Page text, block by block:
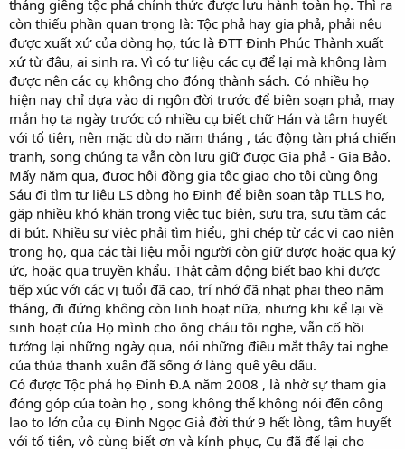
tháng giêng tộc phả chính thức được lưu hành toàn họ. Thì ra
còn thiếu phần quan trọng là: Tộc phả hay gia phả, phải nêu
được xuất xứ của dòng họ, tức là ĐTT Đinh Phúc Thành xuất
xứ từ đâu, ai sinh ra. Vì có tư liệu các cụ để lại mà không làm
được nên các cụ không cho đóng thành sách. Có nhiều họ
hiện nay chỉ dựa vào di ngôn đời trước để biên soạn phả, may
mắn họ ta ngày trước có nhiều cụ biết chữ Hán và tâm huyết
với tổ tiên, nên mặc dù do năm tháng , tác động tàn phá chiến
tranh, song chúng ta vẫn còn lưu giữ được Gia phả - Gia Bảo.
Mấy năm qua, được hội đồng gia tộc giao cho tôi cùng ông
Sáu đi tìm tư liệu LS dòng họ Đinh để biên soạn tập TLLS họ,
gặp nhiều khó khăn trong việc tục biên, sưu tra, sưu tầm các
di bút. Nhiều sự việc phải tìm hiểu, ghi chép từ các vị cao niên
trong họ, qua các tài liệu mỗi người còn giữ được hoặc qua ký
ức, hoặc qua truyền khẩu. Thật cảm động biết bao khi được
tiếp xúc với các vị tuổi đã cao, trí nhớ đã nhạt phai theo năm
tháng, đi đứng không còn linh hoạt nữa, nhưng khi kể lại về
sinh hoạt của Họ mình cho ông cháu tôi nghe, vẫn cố hồi
tưởng lại những ngày qua, nói những điều mắt thấy tai nghe
của thủa thanh xuân đã sống ở làng quê yêu dấu.
Có được Tộc phả họ Đinh Đ.A năm 2008 , là nhờ sự tham gia
đóng góp của toàn họ , song không thể không nói đến công
lao to lớn của cụ Đinh Ngọc Giả đời thứ 9 hết lòng, tâm huyết
với tổ tiên, vô cùng biết ơn và kính phục, Cụ đã để lại cho